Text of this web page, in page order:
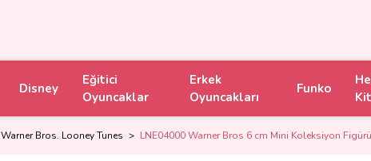
Disney
Eğitici
Oyuncaklar
Erkek
Oyuncakları
Funko
Warner Bros. Looney Tunes LNE04000 Warner Bros 6 cm Mini Koleksiyon Figürü